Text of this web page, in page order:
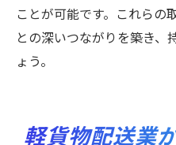
ことが可能です。これらの
との深いつながりを築き、
ょう。
軽貨物配送業